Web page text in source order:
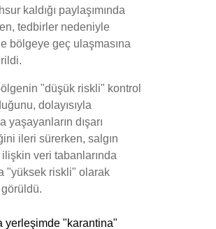
kaldığı paylaşımında
tedbirler nedeniyle
bölgeye geç ulaşmasına
"düşük riskli" kontrol
dolayısıyla
yaşayanların dışarı
ileri sürerken, salgın
veri tabanlarında
"yüksek riskli" olarak
yerleşimde "karantina"